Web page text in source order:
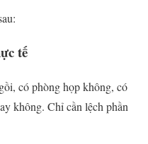
tế
có phòng họp không, có
không. Chỉ cần lệch phần